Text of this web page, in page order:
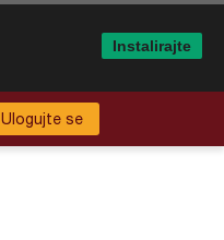
Ulogujte se
Instalirajte